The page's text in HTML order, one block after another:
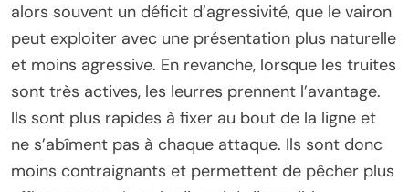
alors souvent un déficit d’agressivité, que le vairon
peut exploiter avec une présentation plus naturelle
et moins agressive. En revanche, lorsque les truites
sont très actives, les leurres prennent l’avantage.
Ils sont plus rapides à fixer au bout de la ligne et
ne s’abîment pas à chaque attaque. Ils sont donc
moins contraignants et permettent de pêcher plus